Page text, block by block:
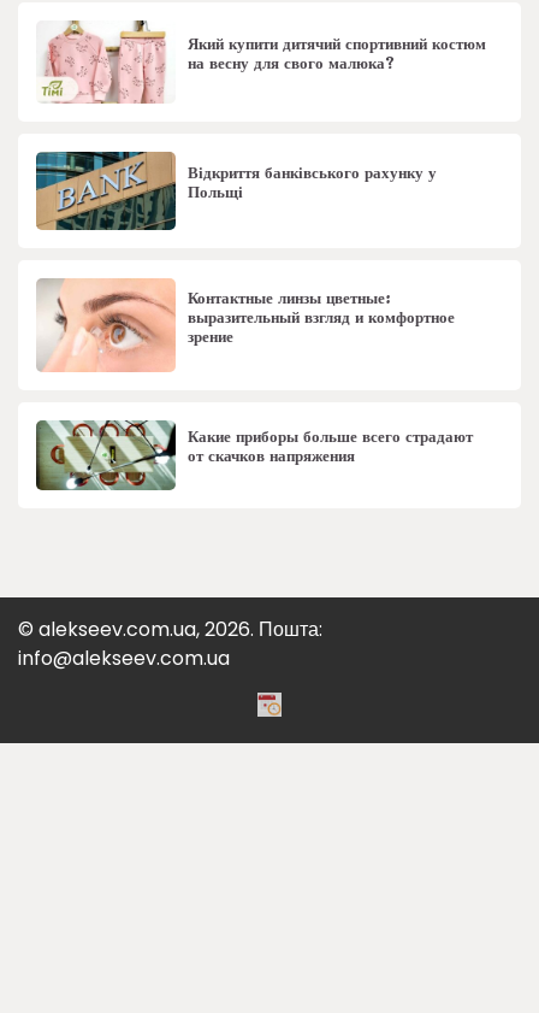
Який купити дитячий спортивний костюм
на весну для свого малюка?
Відкриття банківського рахунку у
Польщі
Контактные линзы цветные:
выразительный взгляд и комфортное
зрение
Какие приборы больше всего страдают
от скачков напряжения
© alekseev.com.ua, 2026. Пошта:
info@alekseev.com.ua